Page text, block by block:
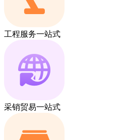
工程服务一站式
采销贸易一站式